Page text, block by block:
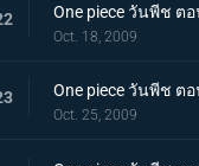
One piece วันพีช ต
Oct. 18, 2009
One piece วันพีช ต
Oct. 25, 2009